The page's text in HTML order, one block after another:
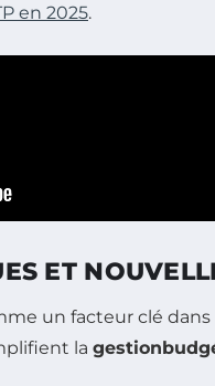
en 2025.
ET
un facteur clé
la